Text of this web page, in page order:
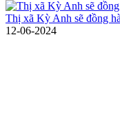
Thị xã Kỳ Anh sẽ đồng
12-06-2024